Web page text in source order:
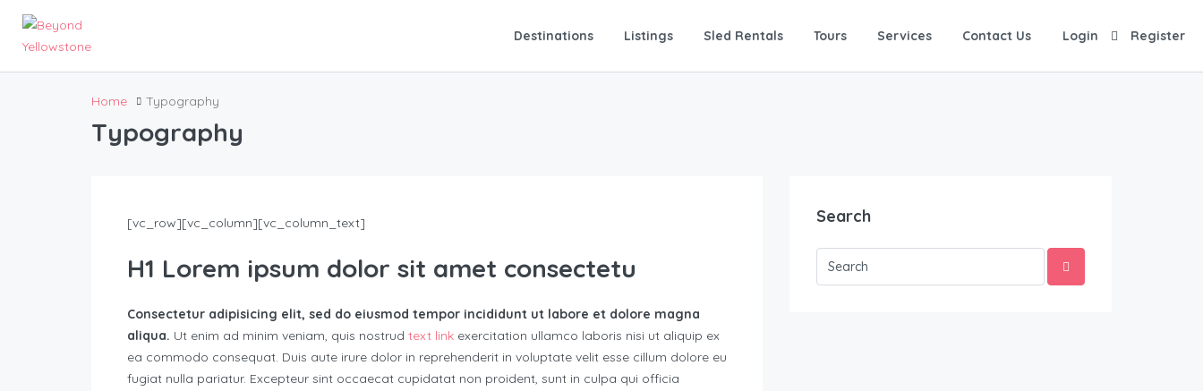
Destinations Listings Sled Rentals Tours Services Contact Us Login Register
Home Typography
Typography
[vc_row][vc_column][vc_column_text]
H1 Lorem ipsum dolor sit amet consectetu
Consectetur adipisicing elit, sed do eiusmod tempor incididunt ut labore et dolore magna
aliqua. Ut enim ad minim veniam, quis nostrud text link exercitation ullamco laboris nisi ut aliquip ex
ea commodo consequat. Duis aute irure dolor in reprehenderit in voluptate velit esse cillum dolore eu
fugiat nulla pariatur. Excepteur sint occaecat cupidatat non proident, sunt in culpa qui officia
Search